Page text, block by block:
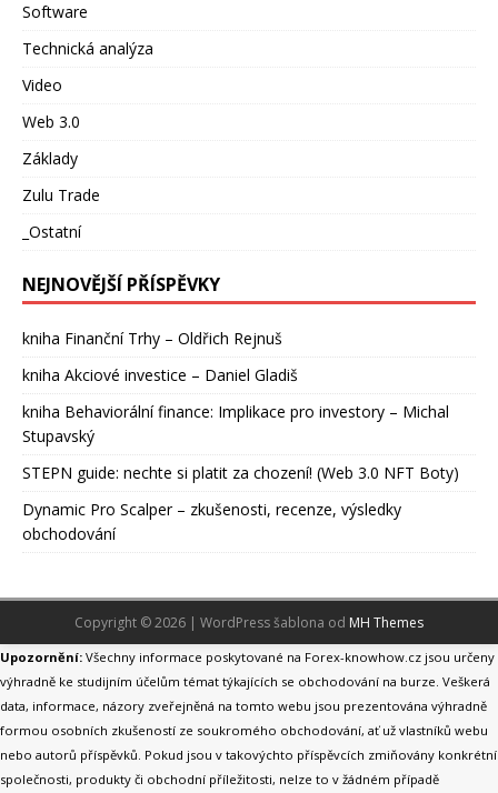
Software
Technická analýza
Video
Web 3.0
Základy
Zulu Trade
_Ostatní
NEJNOVĚJŠÍ PŘÍSPĚVKY
kniha Finanční Trhy – Oldřich Rejnuš
kniha Akciové investice – Daniel Gladiš
kniha Behaviorální finance: Implikace pro investory – Michal
Stupavský
STEPN guide: nechte si platit za chození! (Web 3.0 NFT Boty)
Dynamic Pro Scalper – zkušenosti, recenze, výsledky
obchodování
Copyright © 2026 | WordPress šablona od MH Themes
Upozornění: Všechny informace poskytované na Forex-knowhow.cz jsou určeny
výhradně ke studijním účelům témat týkajících se obchodování na burze. Veškerá
data, informace, názory zveřejněná na tomto webu jsou prezentována výhradně
formou osobních zkušeností ze soukromého obchodování, ať už vlastníků webu
nebo autorů příspěvků. Pokud jsou v takovýchto příspěvcích zmiňovány konkrétní
společnosti, produkty či obchodní příležitosti, nelze to v žádném případě